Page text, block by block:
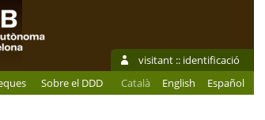
visitant :: identificació
Sobre el DDD Català English Español